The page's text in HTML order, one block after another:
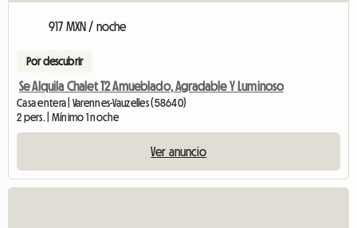
917 MXN / noche
Por descubrir
Se Alquila Chalet T2 Amueblado, Agradable Y Luminoso
Casa entera | Varennes-Vauzelles (58640)
2 pers. | Mínimo 1 noche
Ver anuncio